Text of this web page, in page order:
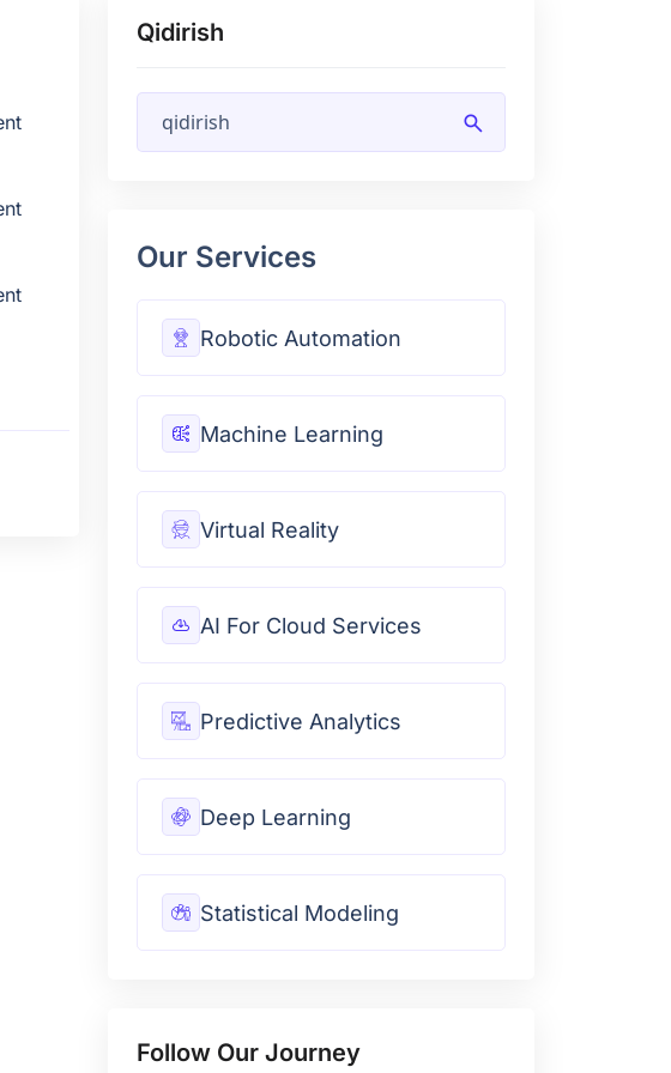
Qidirish
search
Our Services
Robotic Automation
Machine Learning
Virtual Reality
AI For Cloud Services
Predictive Analytics
Deep Learning
Statistical Modeling
Follow Our Journey